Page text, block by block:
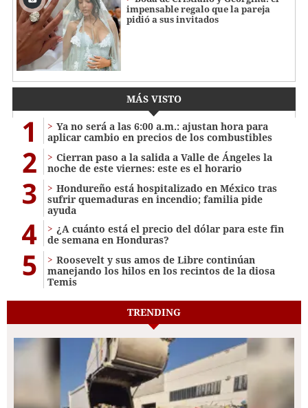
impensable regalo que la pareja
pidió a sus invitados
MÁS VISTO
1
Ya no será a las 6:00 a.m.: ajustan hora para
aplicar cambio en precios de los combustibles
2
Cierran paso a la salida a Valle de Ángeles la
noche de este viernes: este es el horario
3
Hondureño está hospitalizado en México tras
sufrir quemaduras en incendio; familia pide
ayuda
4
¿A cuánto está el precio del dólar para este fin
de semana en Honduras?
5
Roosevelt y sus amos de Libre continúan
manejando los hilos en los recintos de la diosa
Temis
TRENDING